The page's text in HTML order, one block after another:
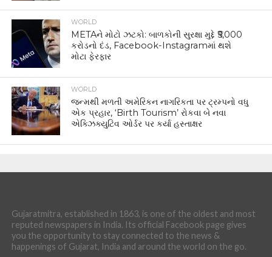
WORLD
METAને મોટો ઝટકો: બાળકોની સુરક્ષા મુદ્દે ₹5,000
કરોડનો દંડ, Facebook-Instagramમાં થશે
મોટા ફેરફાર
WORLD
જન્મથી મળતી અમેરિકન નાગરિકતા પર ટ્રમ્પનો વધુ
એક પ્રહાર, ‘Birth Tourism’ રોકવા બે નવા
એક્ઝિક્યુટિવ ઓર્ડર પર કર્યા હસ્તાક્ષર
Gujaratmitra, established in 1863, is one of the oldest and most
reputed newspapers in India. Its official Facebook page gives
you the opportunity to stay connected to the news &
happenings of Gujarat, India and around the world on the go.